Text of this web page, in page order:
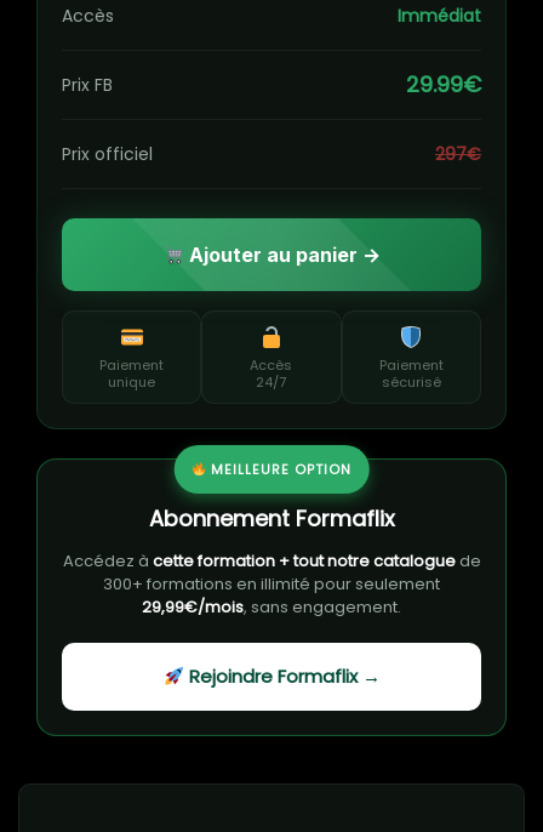
Accès Immédiat
Prix FB 29.99€
Prix officiel 297€
Ajouter au panier →
Paiement
unique
Accès
24/7
Paiement
sécurisé
MEILLEURE OPTION
Abonnement Formaflix
Accédez à cette formation + tout notre cataloguede
300+ formations en illimité pour seulement
29,99€/mois, sans engagement.
Rejoindre Formaflix →